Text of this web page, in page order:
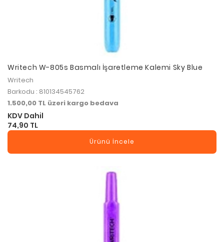
Writech W-805s Basmalı İşaretleme Kalemi Sky Blue
Writech
Barkodu : 810134545762
1.500,00 TL üzeri kargo bedava
KDV Dahil
74,90 TL
Ürünü İncele